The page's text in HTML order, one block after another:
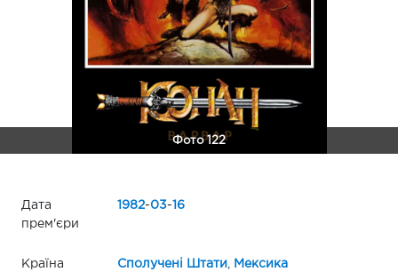
Фото 122
Дата
прем'єри
1982-03-16
Країна Сполучені Штати Мексика